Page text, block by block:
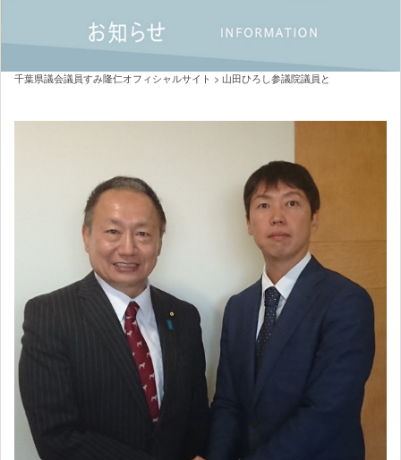
千葉県議会議員すみ隆仁オフィシャルサイト > 山田ひろし参議院議員と